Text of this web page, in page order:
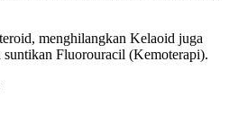
menghilangkan Kelaoid juga
suntikan Fluorouracil (Kemoterapi).